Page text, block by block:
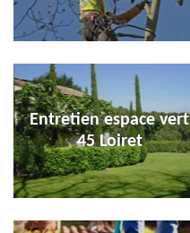
Entretien espace vert
45 Loiret